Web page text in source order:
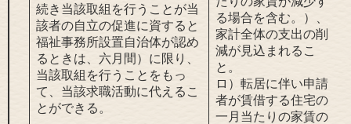
続き当該取組を行うことが当
該者の自立の促進に資すると
福祉事務所設置自治体が認め
るときは、六月間）に限り、
当該取組を行うことをもっ
て、当該求職活動に代えるこ
とができる。
る場合を含む。）、
家計全体の支出の削
減が見込まれるこ
と。
ロ）転居に伴い申請
者が賃借する住宅の
一月当たりの家賃の